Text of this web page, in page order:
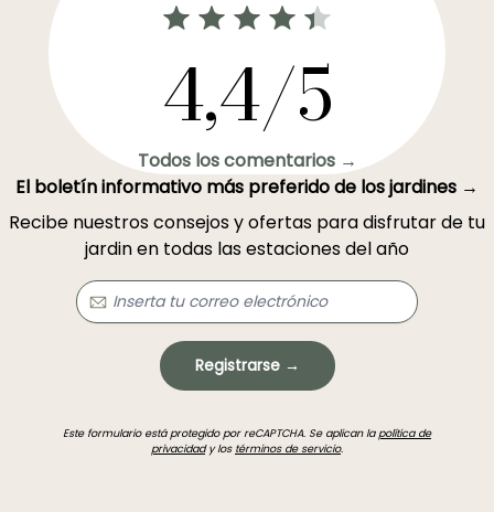
4,4/5
Todos los comentarios →
El boletín informativo más preferido de los jardines →
Recibe nuestros consejos y ofertas para disfrutar de tu
jardin en todas las estaciones del año
Registrarse →
Este formulario está protegido por reCAPTCHA. Se aplican lapolítica de
privacidady los términos de servicio.